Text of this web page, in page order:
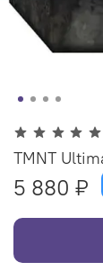
TMNT
5 880 ₽